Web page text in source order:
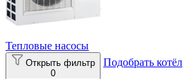
Тепловые насосы
Открыть фильтр
0
Подобрать котёл